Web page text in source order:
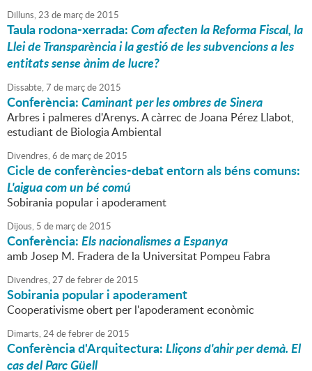
Dilluns,23 de marçde2015
Taula rodona-xerrada:Com afecten la Reforma Fiscal, la
Llei de Transparència i la gestió de les subvencions a les
entitats sense ànim de lucre?
Dissabte,7 de marçde2015
Conferència:Caminant per les ombres de Sinera
Arbres i palmeres d'Arenys. A càrrec de Joana Pérez Llabot,
estudiant de Biologia Ambiental
Divendres,6 de marçde2015
Cicle de conferències-debat entorn als béns comuns:
L'aigua com un bé comú
Sobirania popular i apoderament
Dijous, 5 de marçde2015
Conferència:Els nacionalismes a Espanya
amb Josep M. Fradera de la Universitat Pompeu Fabra
Divendres,27 defebrerde2015
Sobirania popular i apoderament
Cooperativisme obert per l'apoderament econòmic
Dimarts,24defebrerde2015
Conferència d'Arquitectura:Lliçons d'ahir per demà. El
cas del Parc Güell